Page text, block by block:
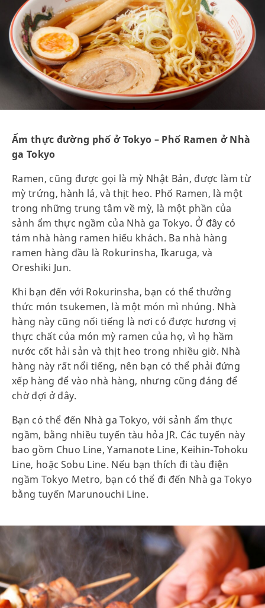
Ẩm thực đường phố ở Tokyo – Phố Ramen ở Nhà
ga Tokyo
Ramen, cũng được gọi là mỳ Nhật Bản, được làm từ
mỳ trứng, hành lá, và thịt heo. Phố Ramen, là một
trong những trung tâm về mỳ, là một phần của
sảnh ẩm thực ngầm của Nhà ga Tokyo. Ở đây có
tám nhà hàng ramen hiếu khách. Ba nhà hàng
ramen hàng đầu là Rokurinsha, Ikaruga, và
Oreshiki Jun.
Khi bạn đến với Rokurinsha, bạn có thể thưởng
thức món tsukemen, là một món mì nhúng. Nhà
hàng này cũng nổi tiếng là nơi có được hương vị
thực chất của món mỳ ramen của họ, vì họ hầm
nước cốt hải sản và thịt heo trong nhiều giờ. Nhà
hàng này rất nổi tiếng, nên bạn có thể phải đứng
xếp hàng để vào nhà hàng, nhưng cũng đáng để
chờ đợi ở đây.
Bạn có thể đến Nhà ga Tokyo, với sảnh ẩm thực
ngầm, bằng nhiều tuyến tàu hỏa JR. Các tuyến này
bao gồm Chuo Line, Yamanote Line, Keihin-Tohoku
Line, hoặc Sobu Line. Nếu bạn thích đi tàu điện
ngầm Tokyo Metro, bạn có thể đi đến Nhà ga Tokyo
bằng tuyến Marunouchi Line.